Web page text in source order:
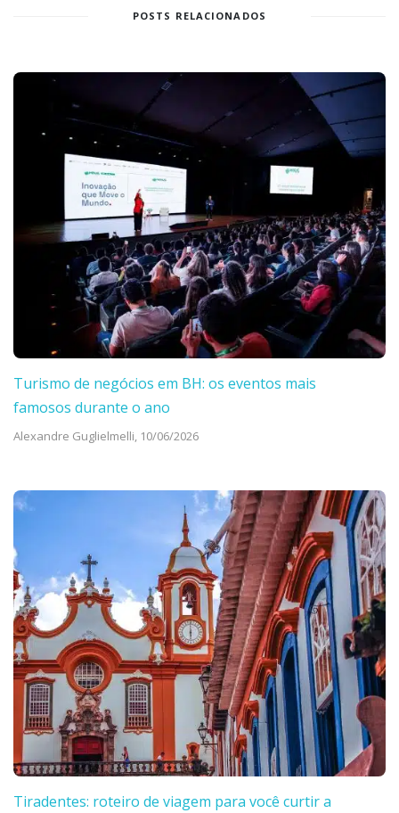
POSTS RELACIONADOS
Turismo de negócios em BH: os eventos mais
famosos durante o ano
Alexandre Guglielmelli, 10/06/2026
Tiradentes: roteiro de viagem para você curtir a